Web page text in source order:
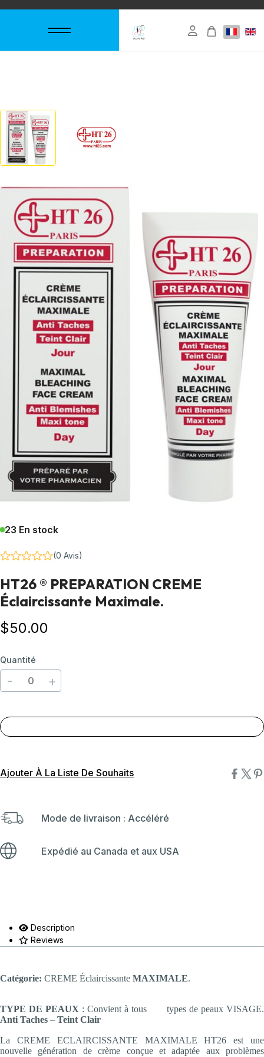
23 En stock
(0 Avis)
HT26 ® PREPARATION CREME
Éclaircissante Maximale.
$50.00
Quantité
- +
Ajouter À La Liste De Souhaits
Mode de livraison : Accéléré
Expédié au Canada et aux USA
Description
Reviews
Catégorie: CREME Éclaircissante MAXIMALE.
TYPE DE PEAUX : Convient à tous types de peaux VISAGE.
Anti Taches – Teint Clair
La CREME ECLAIRCISSANTE MAXIMALE HT26 est une
nouvelle génération de crème conçue et adaptée aux problèmes